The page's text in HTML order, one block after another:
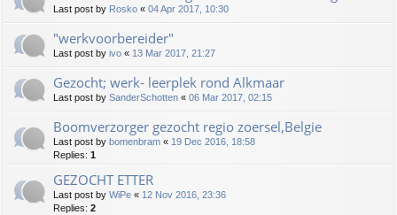
Last post by Rosko « 04 Apr 2017, 10:30
"werkvoorbereider"
Last post by ivo « 13 Mar 2017, 21:27
Gezocht; werk- leerplek rond Alkmaar
Last post by SanderSchotten « 06 Mar 2017, 02:15
Boomverzorger gezocht regio zoersel,Belgie
Last post by bomenbram « 19 Dec 2016, 18:58
Replies: 1
GEZOCHT ETTER
Last post by WiPe « 12 Nov 2016, 23:36
Replies: 2